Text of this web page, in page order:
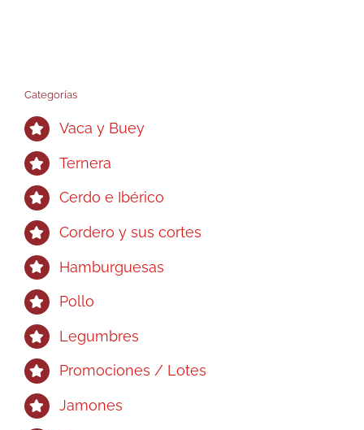
opciones
se
pueden
elegir
en
la
página
de
producto
Categorías
Vaca y Buey
Ternera
Cerdo e Ibérico
Cordero y sus cortes
Hamburguesas
Pollo
Legumbres
Promociones / Lotes
Jamones